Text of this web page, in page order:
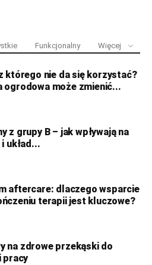
Funkcjonalny Więcej
którego nie da się korzystać?
ogrodowa może zmienić...
z grupy B – jak wpływają na
układ...
aftercare: dlaczego wsparcie
terapii jest kluczowe?
na zdrowe przekąski do
pracy